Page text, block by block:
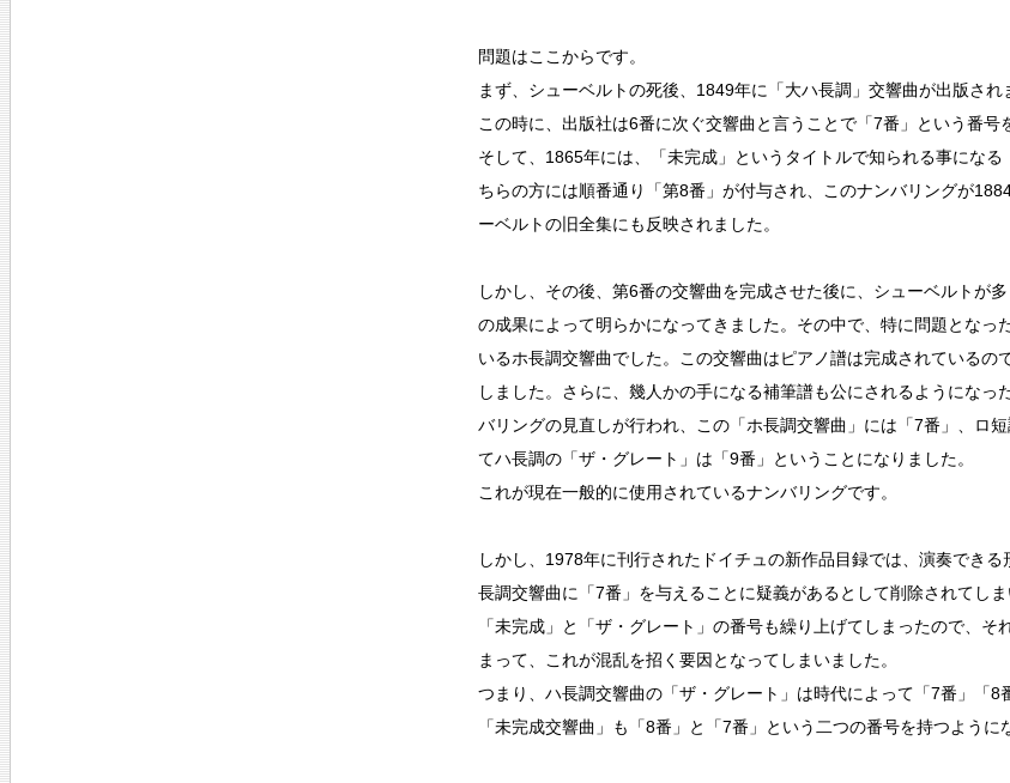
問題はここからです。
まず、シューベルトの死後、1849年に「大ハ長調」交響曲が出版され
この時に、出版社は6番に次ぐ交響曲と言うことで「7番」という番号
そして、1865年には、「未完成」というタイトルで知られる事になる
ちらの方には順番通り「第8番」が付与され、このナンバリングが
ーベルトの旧全集にも反映されました。
しかし、その後、第6番の交響曲を完成させた後に、シューベルトが
の成果によって明らかになってきました。その中で、特に問題となっ
いるホ長調交響曲でした。この交響曲はピアノ譜は完成されているの
しました。さらに、幾人かの手になる補筆譜も公にされるようになっ
バリングの見直しが行われ、この「ホ長調交響曲」には「7番」、ロ
てハ長調の「ザ・グレート」は「9番」ということになりました。
これが現在一般的に使用されているナンバリングです。
しかし、1978年に刊行されたドイチュの新作品目録では、演奏でき
長調交響曲に「7番」を与えることに疑義があるとして削除されてし
「未完成」と「ザ・グレート」の番号も繰り上げてしまったので、
まって、これが混乱を招く要因となってしまいました。
つまり、ハ長調交響曲の「ザ・グレート」は時代によって「7番」「
「未完成交響曲」も「8番」と「7番」という二つの番号を持つように